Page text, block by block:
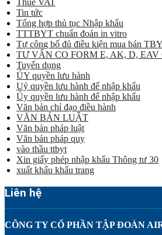
Thuế VAT
Tin tức
Tổng hợp thủ tục Nhập khẩu
TTTBYT chuẩn đoán in vitro
Tự công bố đủ điều kiện mua bán
TƯ VẤN CO FORM E, AK, D,
Tuyển dụng
ỦY quyền lưu hành
Uỷ quyền lưu hành để nhập khẩu
Ủy quyền lưu hành để nhập khẩu
Văn bản chỉ đạo điều hành
VĂN BẢN LUẬT
Văn bản pháp luật
Văn bản pháp quy
vào thầu ttbyt
Xin giấy phép nhập khẩu Thông tư 30
xuất khẩu khẩu trang
Liên hệ
CÔNG TY CỔ PHẦN TẬP ĐOÀN